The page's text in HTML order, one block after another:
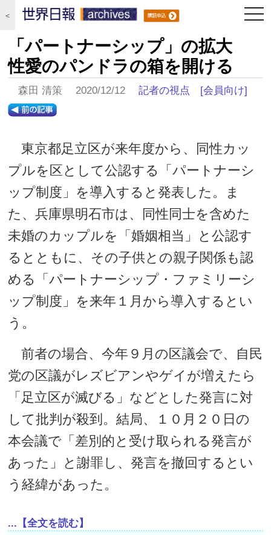
＜
「パートナーシップ」の拡大
性愛のパンドラの箱を開ける
森田 清策 2020/12/12記者の視点 [会員向け]
東京都足立区が来年度から、同性カッ
プルを区として公認する「パートナーシ
ップ制度」を導入すると発表した。ま
た、兵庫県明石市は、同性同士を含めた
未婚のカップルを「婚姻相当」と公認す
るとともに、その子供との親子関係も認
める「パートナーシップ・ファミリーシ
ップ制度」を来年１月から導入するとい
う。
前者の場合、今年９月の区議会で、自民
党の区議がレズビアンやゲイが増えたら
「足立区が滅びる」などとした発言に対
して批判が殺到。結局、１０月２０日の
本会議で「差別的と受け取られる発言が
あった」と謝罪し、発言を撤回するとい
う経緯があった。
...【全文を読む】